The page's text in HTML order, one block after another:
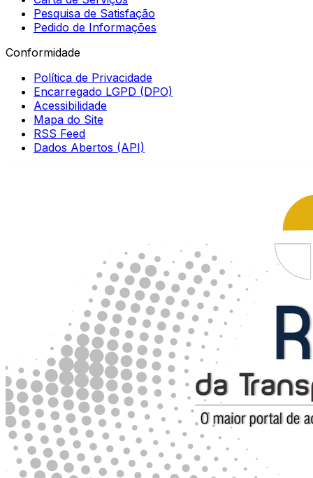
Pesquisa de Satisfação
Pedido de Informações
Conformidade
Política de Privacidade
Encarregado LGPD (DPO)
Acessibilidade
Mapa do Site
RSS Feed
Dados Abertos (API)